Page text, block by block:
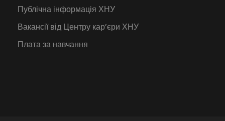
Публічна інформація ХНУ
Вакансії від Центру кар’єри ХНУ
Плата за навчання